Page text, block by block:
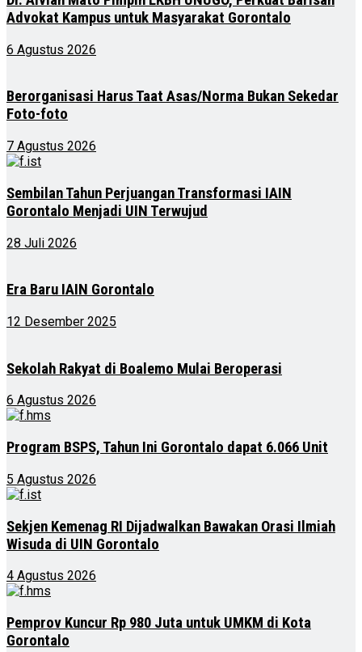
Advokat Kampus untuk Masyarakat Gorontalo
6 Agustus 2026
Berorganisasi Harus Taat Asas/Norma Bukan Sekedar
Foto-foto
7 Agustus 2026
Sembilan Tahun Perjuangan Transformasi IAIN
Gorontalo Menjadi UIN Terwujud
28 Juli 2026
Era Baru IAIN Gorontalo
12 Desember 2025
Sekolah Rakyat di Boalemo Mulai Beroperasi
6 Agustus 2026
Program BSPS, Tahun Ini Gorontalo dapat 6.066 Unit
5 Agustus 2026
Sekjen Kemenag RI Dijadwalkan Bawakan Orasi Ilmiah
Wisuda di UIN Gorontalo
4 Agustus 2026
Pemprov Kuncur Rp 980 Juta untuk UMKM di Kota
Gorontalo